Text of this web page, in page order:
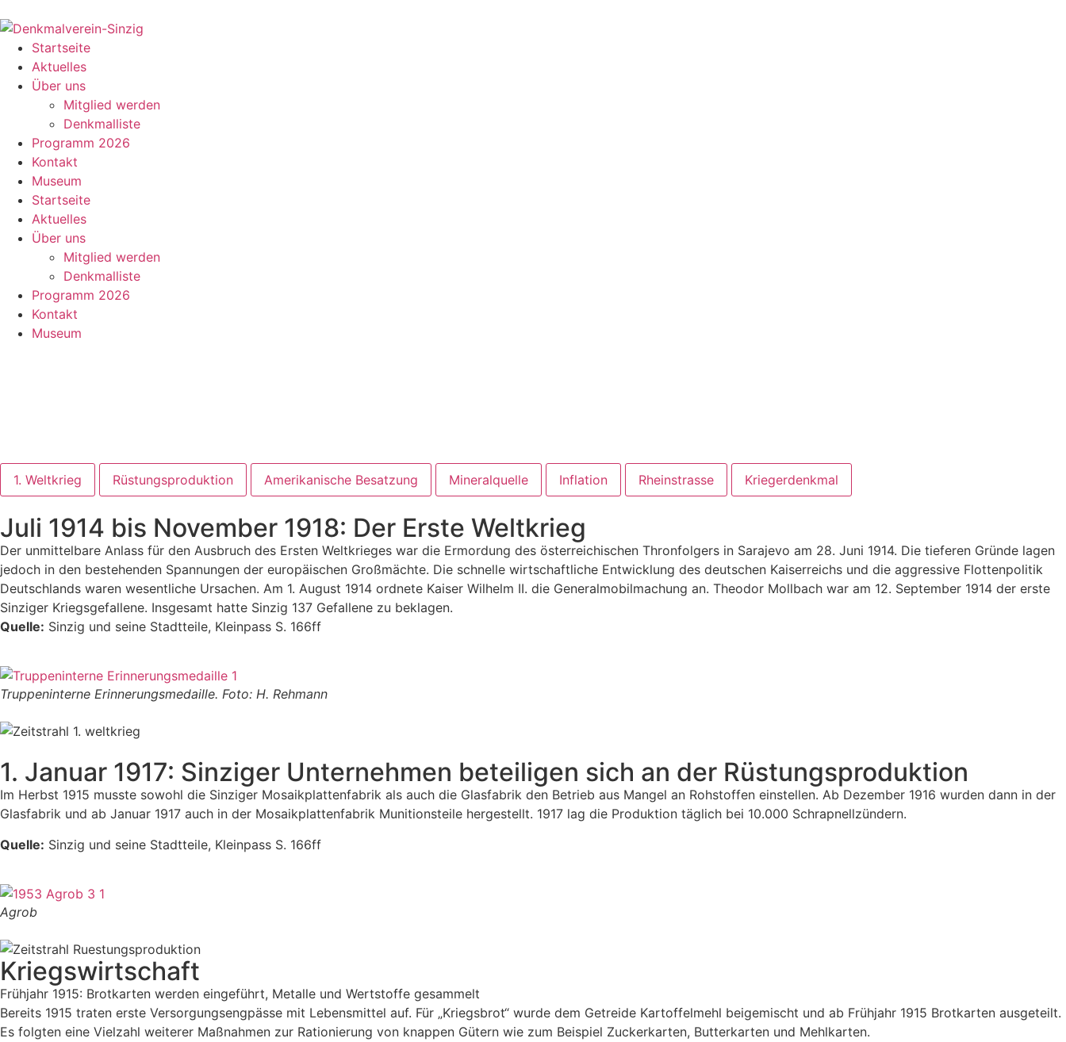
Startseite
Aktuelles
Über uns
Mitglied werden
Denkmalliste
Programm 2026
Kontakt
Museum
Startseite
Aktuelles
Über uns
Mitglied werden
Denkmalliste
Programm 2026
Kontakt
Museum
1. Weltkrieg Rüstungsproduktion Amerikanische Besatzung Mineralquelle Inflation Rheinstrasse Kriegerdenkmal
Juli 1914 bis November 1918: Der Erste Weltkrieg
Der unmittelbare Anlass für den Ausbruch des Ersten Weltkrieges war die Ermordung des österreichischen Thronfolgers in Sarajevo am 28. Juni 1914. Die tieferen Gründe lagen
jedoch in den bestehenden Spannungen der europäischen Großmächte. Die schnelle wirtschaftliche Entwicklung des deutschen Kaiserreichs und die aggressive Flottenpolitik
Deutschlands waren wesentliche Ursachen. Am 1. August 1914 ordnete Kaiser Wilhelm II. die Generalmobilmachung an. Theodor Mollbach war am 12. September 1914 der erste
Sinziger Kriegsgefallene. Insgesamt hatte Sinzig 137 Gefallene zu beklagen.
Quelle: Sinzig und seine Stadtteile, Kleinpass S. 166ff
Truppeninterne Erinnerungsmedaille. Foto: H. Rehmann
1. Januar 1917: Sinziger Unternehmen beteiligen sich an der Rüstungsproduktion
Im Herbst 1915 musste sowohl die Sinziger Mosaikplattenfabrik als auch die Glasfabrik den Betrieb aus Mangel an Rohstoffen einstellen. Ab Dezember 1916 wurden dann in der
Glasfabrik und ab Januar 1917 auch in der Mosaikplattenfabrik Munitionsteile hergestellt. 1917 lag die Produktion täglich bei 10.000 Schrapnellzündern.
Quelle: Sinzig und seine Stadtteile, Kleinpass S. 166ff
Agrob
Kriegswirtschaft
Frühjahr 1915: Brotkarten werden eingeführt, Metalle und Wertstoffe gesammelt
Bereits 1915 traten erste Versorgungsengpässe mit Lebensmittel auf. Für „Kriegsbrot“ wurde dem Getreide Kartoffelmehl beigemischt und ab Frühjahr 1915 Brotkarten ausgeteilt.
Es folgten eine Vielzahl weiterer Maßnahmen zur Rationierung von knappen Gütern wie zum Beispiel Zuckerkarten, Butterkarten und Mehlkarten.